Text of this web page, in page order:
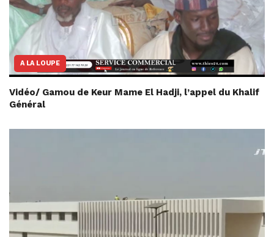
A LA LOUPE
Vidéo/ Gamou de Keur Mame El Hadji, l’appel du Khalif
Général